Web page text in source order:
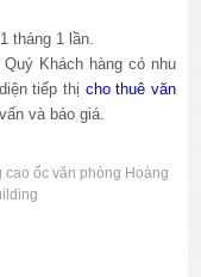
tháng 1 lần.
Khách hàng có nhu
tiếp thị cho thuê văn
và báo giá.
cao ốc văn phòng Hoàng